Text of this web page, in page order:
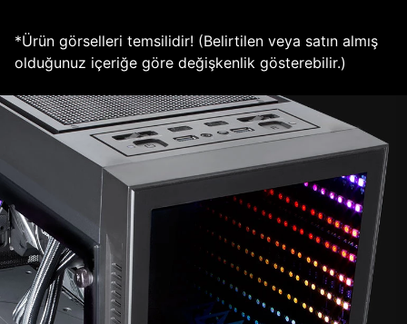
*Ürün görselleri temsilidir! (Belirtilen veya satın almış
olduğunuz içeriğe göre değişkenlik gösterebilir.)